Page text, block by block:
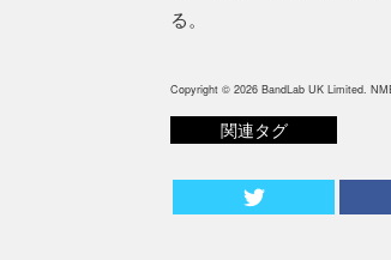
る。
Copyright © 2026 BandLab UK Limited.
関連タグ